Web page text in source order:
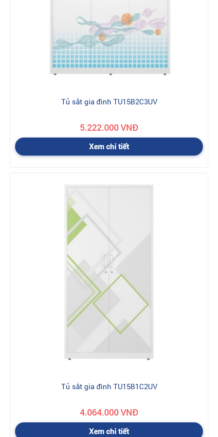
- Hư hỏng do quá trình vận chuyển của người mua hàng.
- Hư hỏng xuất phát từ các nguyên nhân bất khả kháng như bão
lụt, hỏa hoạn, động đất
4. Chi phí bảo hành
- Bảo hành miễn phí cho tất cả các sản phẩm bị hỏng hóc do lỗi
- Đối với các sản phẩm bị hỏng hóc không phải do lỗi của nhà
Chính sách đổi trả hàng hoá khi mua tủ quần áo
Hoà Phát như thế nào ?
Đối với những hàng chưa giao:Khách hàng có thể gọi điện
khác. Kinh doanh sẽ làm lại báo giá cho quý khách ký xác nhận
rồi mới chuyển hàng.
Đối với những hàng đã giao:
- Với những sản phẩm lỗi:
kiểm tra xem hàng đó có phải là hàng mình đặt không, có làm
theo yêu cầu của mình không. Nếu kiểm tra hàng đó bị lỗi do
bên phía nhà cung cấp thì quý khách có thể yêu cầu đổi hàng,
và mọi chi phí vận chuyển nhà cung cấp phải chịu. Nếu sản
phẩm bị lỗi do khách hàng thì bên phía nhà cung cấp không
chịu trách nhiệm đổi hàng. Nếu quý khách muốn đổi hàng thì
phải mất thêm chi phí. Chi phí này tùy thuộc vào sản phẩm và
sự thỏa thuận giữa khách hàng, nhân viên kinh doanh.
- Với những sản phẩm không lỗi:
Khi đã giao hàng mà khách
hàng lại không thích sản phẩm đó, muốn đổi sản phẩm khác.
Thì khách hàng phải theo quy định :Hàng vẫn được đóng hộp,
Tủ sắt gia đình TU15B2C3UV
5.222.000 VNĐ
Xem chi tiết
Tủ sắt gia đình TU15B1C2UV
4.064.000 VNĐ
Xem chi tiết